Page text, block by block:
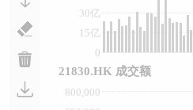
0
15亿
30亿
800,000
21830.HK 成交额